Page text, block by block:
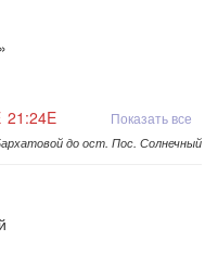
21:24E Показать все
до ост. Пос. Солнечный